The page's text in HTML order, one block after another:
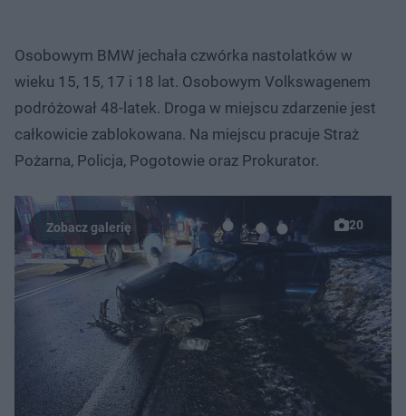
Osobowym BMW jechała czwórka nastolatków w
wieku 15, 15, 17 i 18 lat. Osobowym Volkswagenem
podróżował 48-latek. Droga w miejscu zdarzenie jest
całkowicie zablokowana. Na miejscu pracuje Straż
Pożarna, Policja, Pogotowie oraz Prokurator.
20